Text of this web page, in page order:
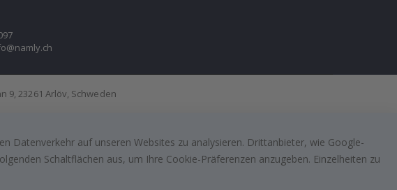
9, 23261 Arlöv, Schweden
Datenverkehr auf unseren Websites zu analysieren. Drittanbieter, wie Google-
Schaltflächen aus, um Ihre Cookie-Präferenzen anzugeben. Einzelheiten zu